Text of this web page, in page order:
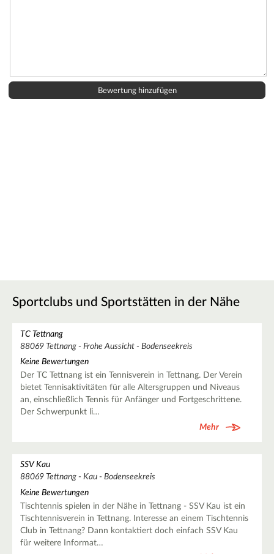
Sportclubs und Sportstätten in der Nähe
TC Tettnang
88069 Tettnang - Frohe Aussicht - Bodenseekreis
Keine Bewertungen
Der TC Tettnang ist ein Tennisverein in Tettnang. Der Verein
bietet Tennisaktivitäten für alle Altersgruppen und Niveaus
an, einschließlich Tennis für Anfänger und Fortgeschrittene.
Der Schwerpunkt li…
Mehr
SSV Kau
88069 Tettnang - Kau - Bodenseekreis
Keine Bewertungen
Tischtennis spielen in der Nähe in Tettnang - SSV Kau ist ein
Tischtennisverein in Tettnang. Interesse an einem Tischtennis
Club in Tettnang? Dann kontaktiert doch einfach SSV Kau
für weitere Informat…